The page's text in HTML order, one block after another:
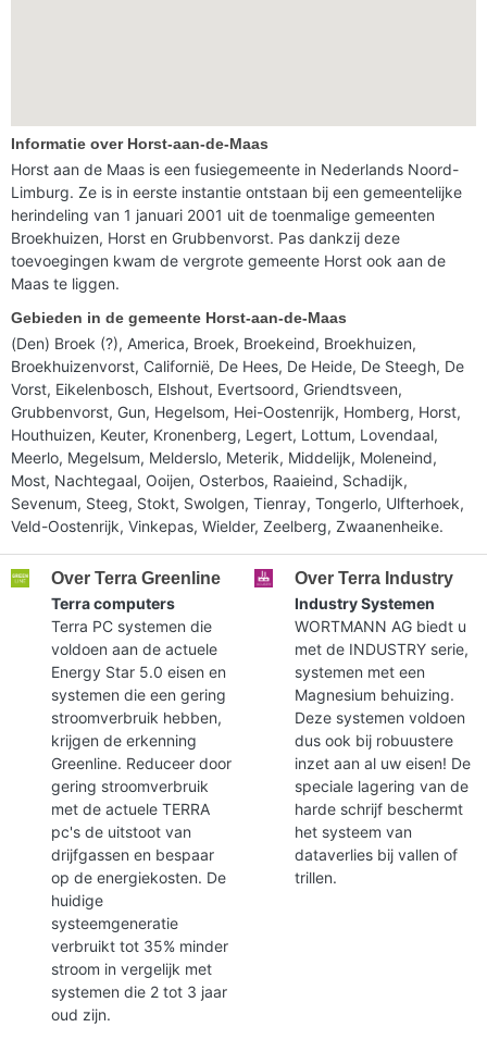
Informatie over Horst-aan-de-Maas
Horst aan de Maas is een fusiegemeente in Nederlands Noord-
Limburg. Ze is in eerste instantie ontstaan bij een gemeentelijke
herindeling van 1 januari 2001 uit de toenmalige gemeenten
Broekhuizen, Horst en Grubbenvorst. Pas dankzij deze
toevoegingen kwam de vergrote gemeente Horst ook aan de
Maas te liggen.
Gebieden in de gemeente Horst-aan-de-Maas
(Den) Broek (?), America, Broek, Broekeind, Broekhuizen,
Broekhuizenvorst, Californië, De Hees, De Heide, De Steegh, De
Vorst, Eikelenbosch, Elshout, Evertsoord, Griendtsveen,
Grubbenvorst, Gun, Hegelsom, Hei-Oostenrijk, Homberg, Horst,
Houthuizen, Keuter, Kronenberg, Legert, Lottum, Lovendaal,
Meerlo, Megelsum, Melderslo, Meterik, Middelijk, Moleneind,
Most, Nachtegaal, Ooijen, Osterbos, Raaieind, Schadijk,
Sevenum, Steeg, Stokt, Swolgen, Tienray, Tongerlo, Ulfterhoek,
Veld-Oostenrijk, Vinkepas, Wielder, Zeelberg, Zwaanenheike.
Over Terra Greenline
Terra computers
Terra PC systemen die
voldoen aan de actuele
Energy Star 5.0 eisen en
systemen die een gering
stroomverbruik hebben,
krijgen de erkenning
Greenline. Reduceer door
gering stroomverbruik
met de actuele TERRA
pc's de uitstoot van
drijfgassen en bespaar
op de energiekosten. De
huidige
systeemgeneratie
verbruikt tot 35% minder
stroom in vergelijk met
systemen die 2 tot 3 jaar
oud zijn.
Over Terra Industry
Industry Systemen
WORTMANN AG biedt u
met de INDUSTRY serie,
systemen met een
Magnesium behuizing.
Deze systemen voldoen
dus ook bij robuustere
inzet aan al uw eisen! De
speciale lagering van de
harde schrijf beschermt
het systeem van
dataverlies bij vallen of
trillen.